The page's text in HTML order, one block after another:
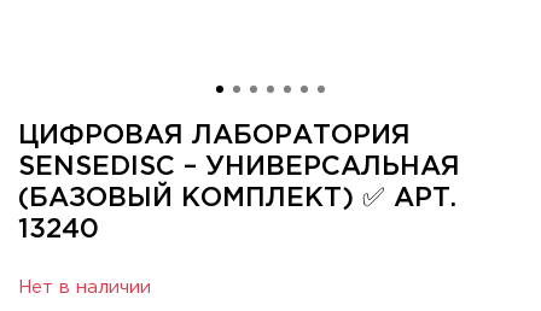
ЦИФРОВАЯ ЛАБОРАТОРИЯ
SENSEDISС – УНИВЕРСАЛЬНАЯ
(БАЗОВЫЙ КОМПЛЕКТ) ✅ АРТ.
13240
Нет в наличии